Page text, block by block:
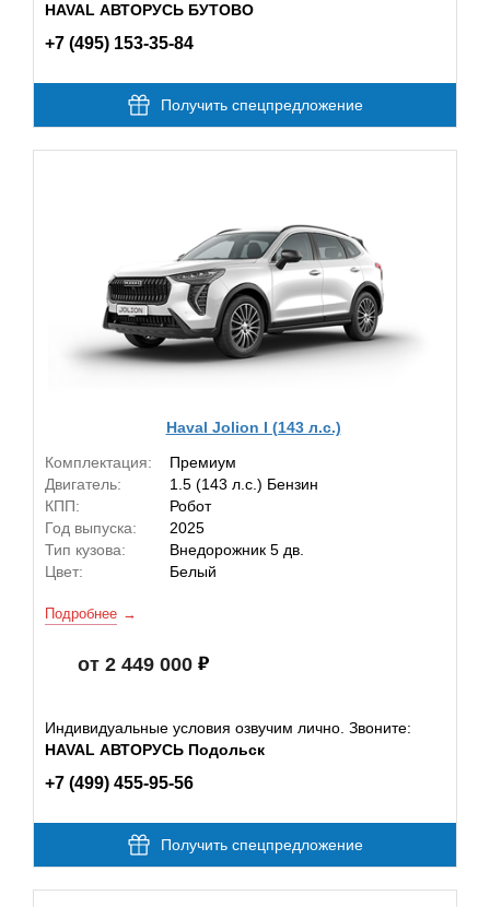
HAVAL АВТОРУСЬ БУТОВО
+7 (495) 153-35-84
Получить спецпредложение
Haval Jolion I (143 л.с.)
Комплектация:
Премиум
Двигатель:
1.5 (143 л.с.) Бензин
КПП:
Робот
Год выпуска:
2025
Тип кузова:
Внедорожник 5 дв.
Цвет:
Белый
Подробнее
от 2 449 000
Индивидуальные условия озвучим лично. Звоните:
HAVAL АВТОРУСЬ Подольск
+7 (499) 455-95-56
Получить спецпредложение